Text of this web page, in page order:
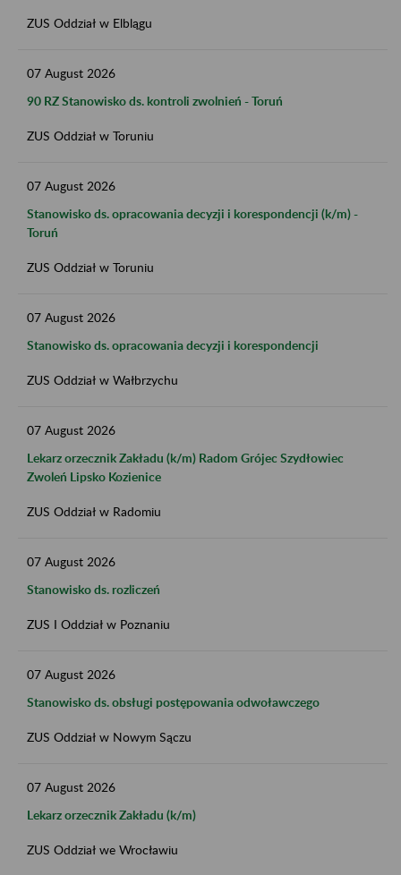
ZUS Oddział w Elblągu
07 August 2026
90 RZ Stanowisko ds. kontroli zwolnień - Toruń
ZUS Oddział w Toruniu
07 August 2026
Stanowisko ds. opracowania decyzji i korespondencji (k/m) -
Toruń
ZUS Oddział w Toruniu
07 August 2026
Stanowisko ds. opracowania decyzji i korespondencji
ZUS Oddział w Wałbrzychu
07 August 2026
Lekarz orzecznik Zakładu (k/m) Radom Grójec Szydłowiec
Zwoleń Lipsko Kozienice
ZUS Oddział w Radomiu
07 August 2026
Stanowisko ds. rozliczeń
ZUS I Oddział w Poznaniu
07 August 2026
Stanowisko ds. obsługi postępowania odwoławczego
ZUS Oddział w Nowym Sączu
07 August 2026
Lekarz orzecznik Zakładu (k/m)
ZUS Oddział we Wrocławiu